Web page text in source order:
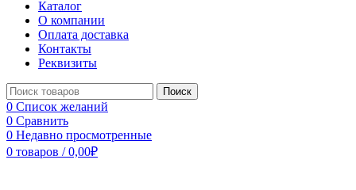
Каталог
О компании
Оплата доставка
Контакты
Реквизиты
Поиск
0 Список желаний
0 Сравнить
0 Недавно просмотренные
0 товаров / 0,00₽